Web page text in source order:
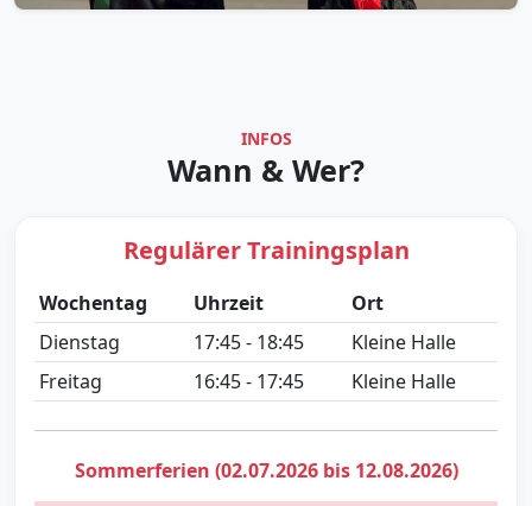
INFOS
Wann & Wer?
Regulärer Trainingsplan
Wochentag Uhrzeit
Ort
Dienstag
17:45 - 18:45
Kleine Halle
Freitag
16:45 - 17:45 Kleine Halle
Sommerferien (02.07.2026 bis 12.08.2026)